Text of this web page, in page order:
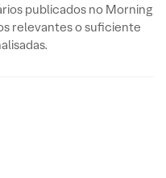
publicados no Morning
relevantes o suficiente